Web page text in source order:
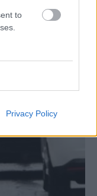
to
Privacy Policy
σε πισίνα
και γονείς